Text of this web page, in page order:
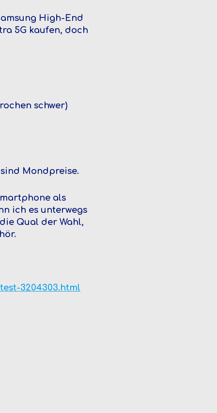
High-End
5G kaufen, doch
schwer)
Mondpreise.
als
ich es unterwegs
Qual der Wahl,
3204303.html